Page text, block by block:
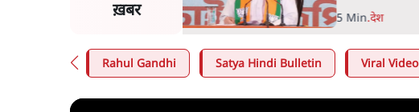
ख़बर
7 Min.
Rahul Gandhi Satya Hindi Bulletin Viral Video